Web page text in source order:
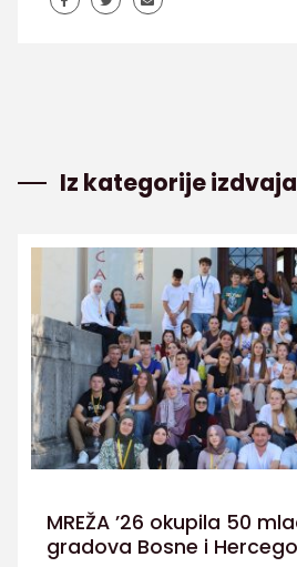
Iz kategorije
MREŽA ’26 okupila 50
gradova Bosne i